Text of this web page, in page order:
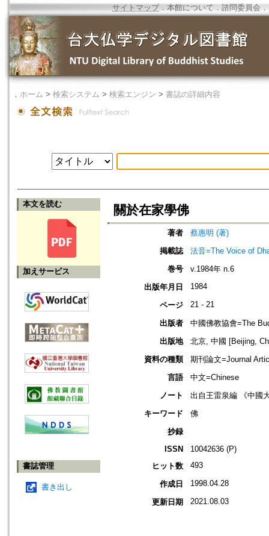
サイトマップ．本館について ． 諮問委員会 ．
． ホーム > 検索システム > 検索エンジン > 書誌の詳細内容
本文を読む
加えサービス
書誌管理
書き出し
關於在家學佛
著者
蔡惠明 (著)
掲載誌
法音=The Voice of
巻号
v.1984年 n.6
出版年月日
1984
ページ 21 - 21
出版者
中國佛教協會=The
出版地
北京, 中國 [Beijing,
資料の種類
期刊論文=Journal
言語
中文=Chinese
ノート
出自王雷泉編 《中國
キーワード
佛
抄録
ISSN
10042636 (P)
ヒット数
493
作成日 1998.04.28
更新日期 2021.08.03